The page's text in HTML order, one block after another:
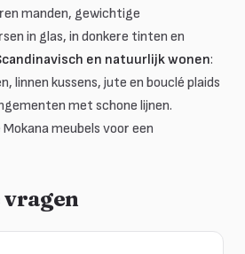
manden, gewichtige
in glas, in donkere tinten en
en natuurlijk wonen:
linnen kussens, jute en bouclé plaids
met schone lijnen.
meubels voor een
vragen